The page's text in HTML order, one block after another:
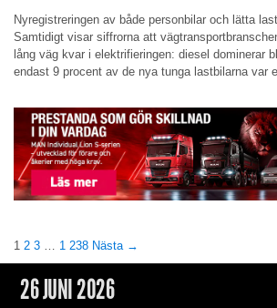
Nyregistreringen av både personbilar och lätta
Samtidigt visar siffrorna att
lång väg kvar i elektrifieringen: diesel dominerar
endast 9 procent av de nya tunga lastbilarna var
1 2 3 … 1 238 Nästa →
26 JUNI 2026